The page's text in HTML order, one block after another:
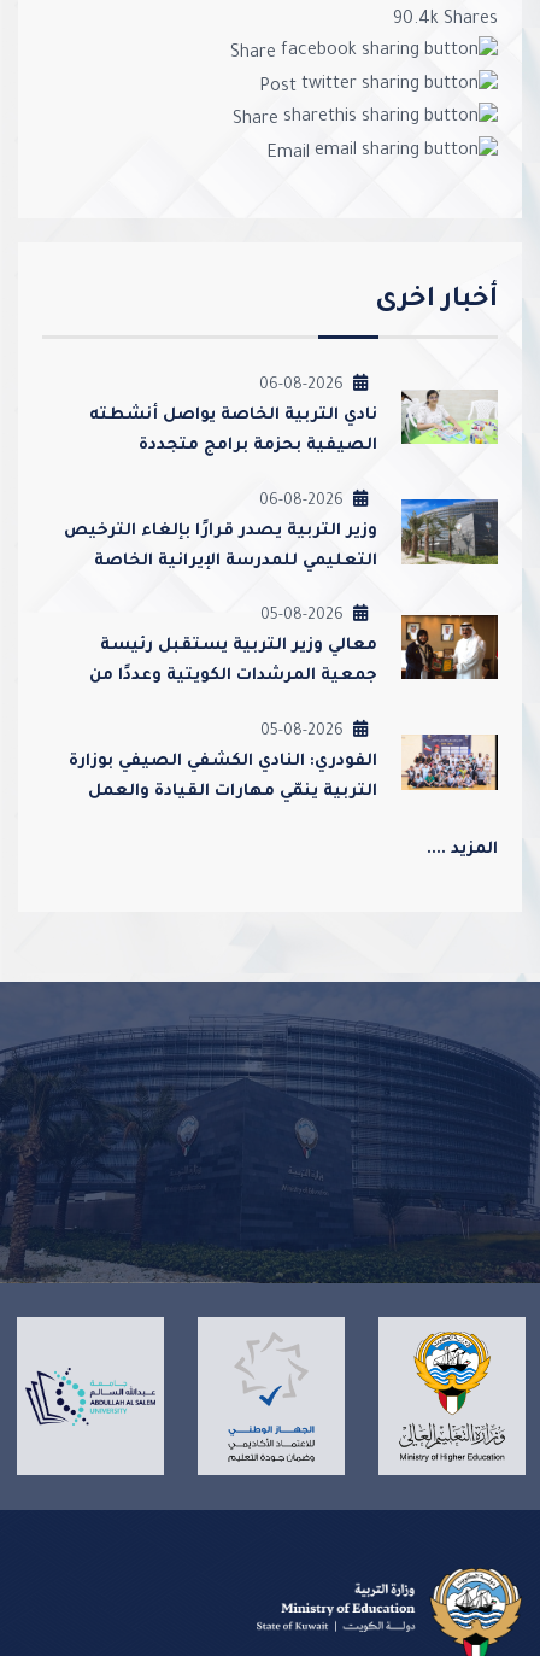
90.4k Shares
Share
Post
Share
Email
أخبار اخرى
06-08-2026
نادي التربية الخاصة يواصل أنشطته
الصيفية بحزمة برامج متجددة
06-08-2026
وزير التربية يصدر قرارًا بإلغاء الترخيص
التعليمي للمدرسة الإيرانية الخاصة
05-08-2026
معالي وزير التربية يستقبل رئيسة
جمعية المرشدات الكويتية وعددًا من
05-08-2026
الفودري: النادي الكشفي الصيفي بوزارة
التربية ينمّي مهارات القيادة والعمل
المزيد ....